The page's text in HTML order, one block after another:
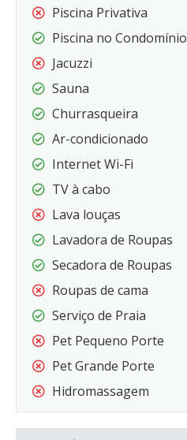
Piscina Privativa
Piscina no Condomínio
Jacuzzi
Sauna
Churrasqueira
Ar-condicionado
Internet Wi-Fi
TV à cabo
Lava louças
Lavadora de Roupas
Secadora de Roupas
Roupas de cama
Serviço de Praia
Pet Pequeno Porte
Pet Grande Porte
Hidromassagem